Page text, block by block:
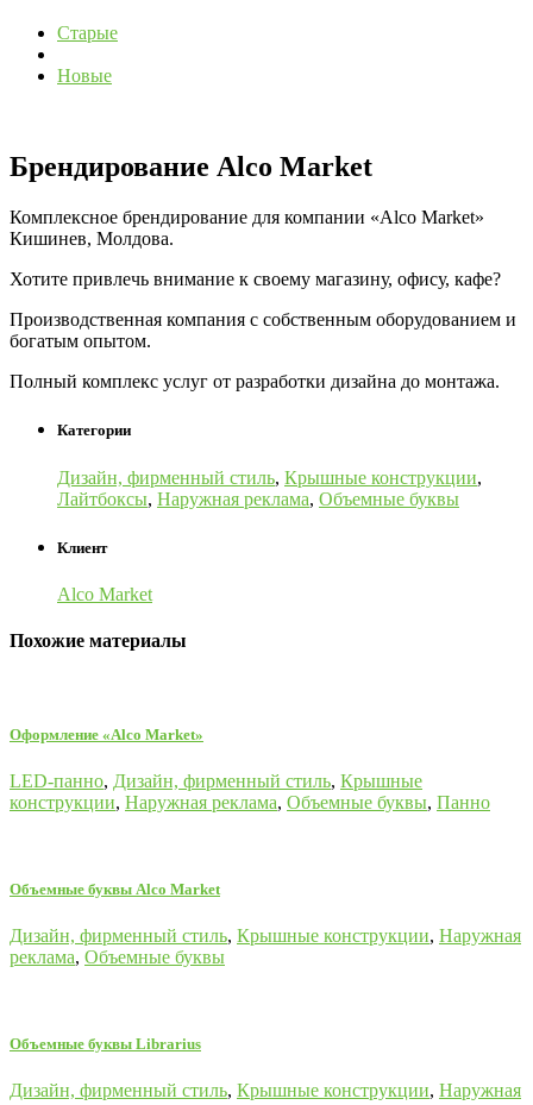
Старые
Новые
Брендирование Alco Market
Комплексное брендирование для компании «Alco Market»
Кишинев, Молдова.
Хотите привлечь внимание к своему магазину, офису, кафе?
Производственная компания с собственным оборудованием и
богатым опытом.
Полный комплекс услуг от разработки дизайна до монтажа.
Категории
Дизайн, фирменный стиль, Крышные конструкции,
Лайтбоксы, Наружная реклама, Объемные буквы
Клиент
Alco Market
Похожие материалы
Оформление «Alco Market»
LED-панно, Дизайн, фирменный стиль, Крышные
конструкции, Наружная реклама, Объемные буквы, Панно
Объемные буквы Alco Market
Дизайн, фирменный стиль, Крышные конструкции, Наружная
реклама, Объемные буквы
Объемные буквы Librarius
Дизайн, фирменный стиль, Крышные конструкции, Наружная